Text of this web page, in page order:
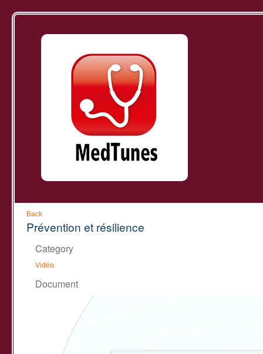
Back
Prévention et résilience
Category
Vidéo
Document